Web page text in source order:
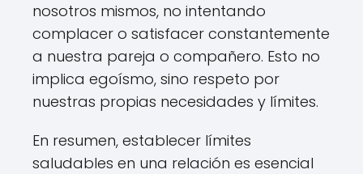
nosotros mismos, no intentando
complacer o satisfacer constantemente
a nuestra pareja o compañero. Esto no
implica egoísmo, sino respeto por
nuestras propias necesidades y límites.
En resumen, establecer límites
saludables en una relación es esencial